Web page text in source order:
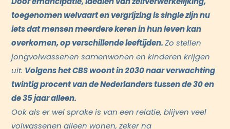
toegenomen welvaart en vergrijzing is single zijn nu
iets dat mensen meerdere keren in hun leven kan
overkomen, op verschillende leeftijden.Zo stellen
jongvolwassenen samenwonen en kinderen krijgen
uit. Volgens het CBS woont in 2030 naar verwachting
twintig procent van de Nederlanders tussen de 30 en
de 35 jaar alleen.
Ook als er wel sprake is van een relatie, blijven veel
volwassenen alleen wonen, zeker na